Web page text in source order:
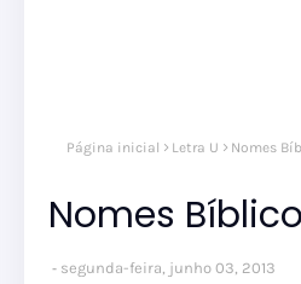
Página inicial Letra U Nomes
Nomes
segunda-feira, junho 03, 2013